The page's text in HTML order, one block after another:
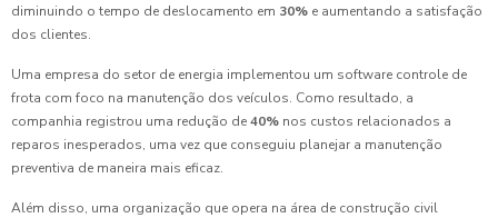
diminuindo o tempo de deslocamento em 30% e aumentando a satisfação
dos clientes.
Uma empresa do setor de energia implementou um software controle de
frota com foco na manutenção dos veículos. Como resultado, a
companhia registrou uma redução de40% nos custos relacionados a
reparos inesperados, uma vez que conseguiu planejar a manutenção
preventiva de maneira mais eficaz.
Além disso, uma organização que opera na área de construção civil